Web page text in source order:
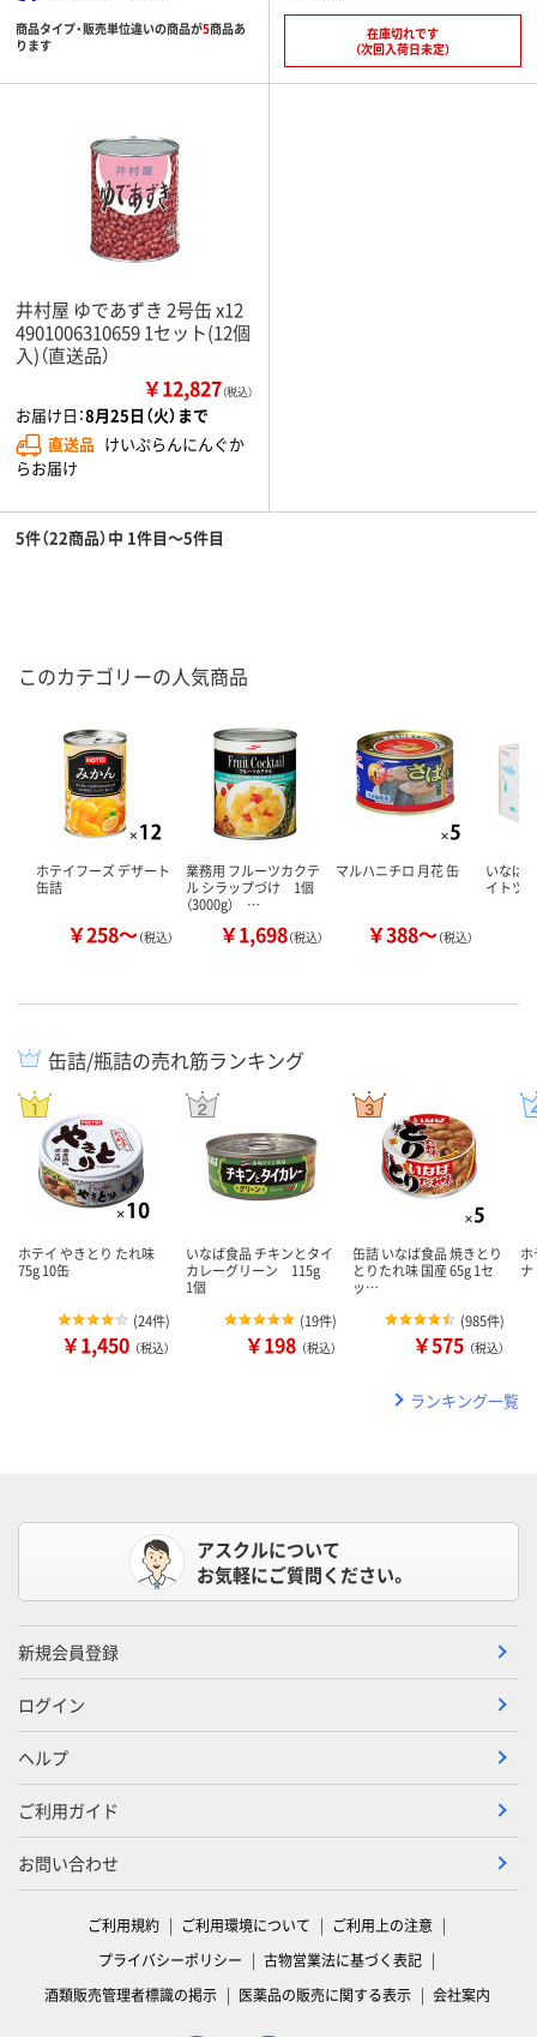
商品タイプ・販売単位違いの商品が5商品あ
ります
在庫切れです
（次回入荷日未定）
井村屋 ゆであずき 2号缶 x12
4901006310659 1セット(12個
入)（直送品）
￥12,827（税込）
お届け日：8月25日（火）まで
直送品 けいぷらんにんぐか
らお届け
5件（22商品）中 1件目～5件目
このカテゴリーの人気商品
ホテイフーズ デザート
缶詰
￥258～（税込）
業務用 フルーツカクテ
ル シラップづけ 1個
（3000g） …
￥1,698（税込）
マルハニチロ 月花 缶
￥388～（税込）
いなば
イトツナ
缶詰/瓶詰の売れ筋ランキング
ホテイ やきとり たれ味
75g 10缶
(24件)
￥1,450 （税込）
いなば食品 チキンとタイ
カレーグリーン 115g
1個
(19件)
￥198 （税込）
缶詰 いなば食品 焼きとり
とりたれ味 国産 65g 1セ
ッ…
(985件)
￥575 （税込）
ランキング一覧
アスクルについて
お気軽にご質問ください。
新規会員登録
ログイン
ヘルプ
ご利用ガイド
お問い合わせ
ご利用規約 ご利用環境について
ご利用上の注意
プライバシーポリシー
古物営業法に基づく表記
酒類販売管理者標識の掲示
医薬品の販売に関する表示 会社案内